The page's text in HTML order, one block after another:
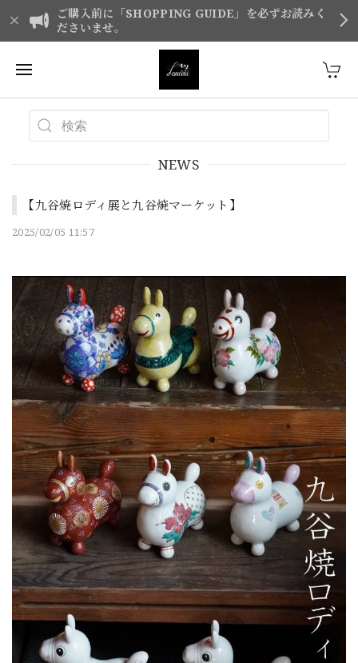
ご購入前に「SHOPPING GUIDE」を必ずお読みく
ださいませ。
NEWS
【九谷焼ロディ展と九谷焼マーケット】
2025/02/05 11:57